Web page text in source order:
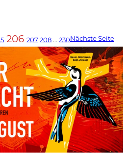
206 207208 … 230Nächste Seite